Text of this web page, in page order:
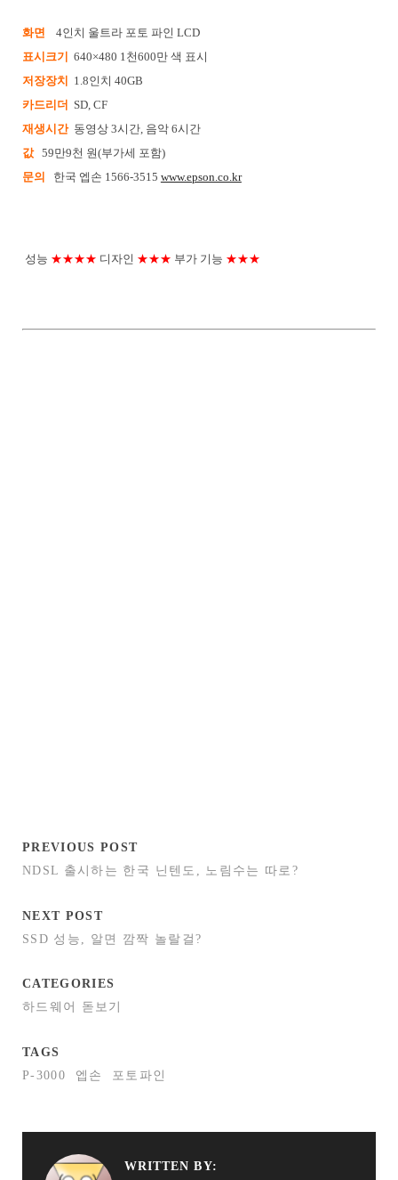
화면
4인치 울트라 포토 파인 LCD
표시크기 640×480 1천600만 색 표시
저장장치 1.8인치 40GB
카드리더 SD, CF
재생시간동영상 3시간, 음악 6시간
값59만9천 원(부가세 포함)
문의 한국 엡손 1566-3515 www.epson.co.kr
성능 ★★★★ 디자인 ★★★ 부가 기능 ★★★
PREVIOUS POST
NDSL 출시하는 한국 닌텐도, 노림수는 따로?
NEXT POST
SSD 성능, 알면 깜짝 놀랄걸?
CATEGORIES
하드웨어 돋보기
TAGS
P-3000
엡손 포토파인
WRITTEN BY: